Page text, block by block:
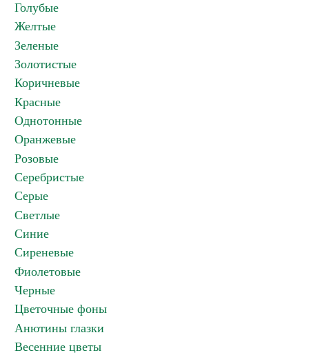
Голубые
Желтые
Зеленые
Золотистые
Коричневые
Красные
Однотонные
Оранжевые
Розовые
Серебристые
Серые
Светлые
Синие
Сиреневые
Фиолетовые
Черные
Цветочные фоны
Анютины глазки
Весенние цветы